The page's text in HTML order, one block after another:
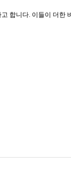
합니다. 이들이 더한